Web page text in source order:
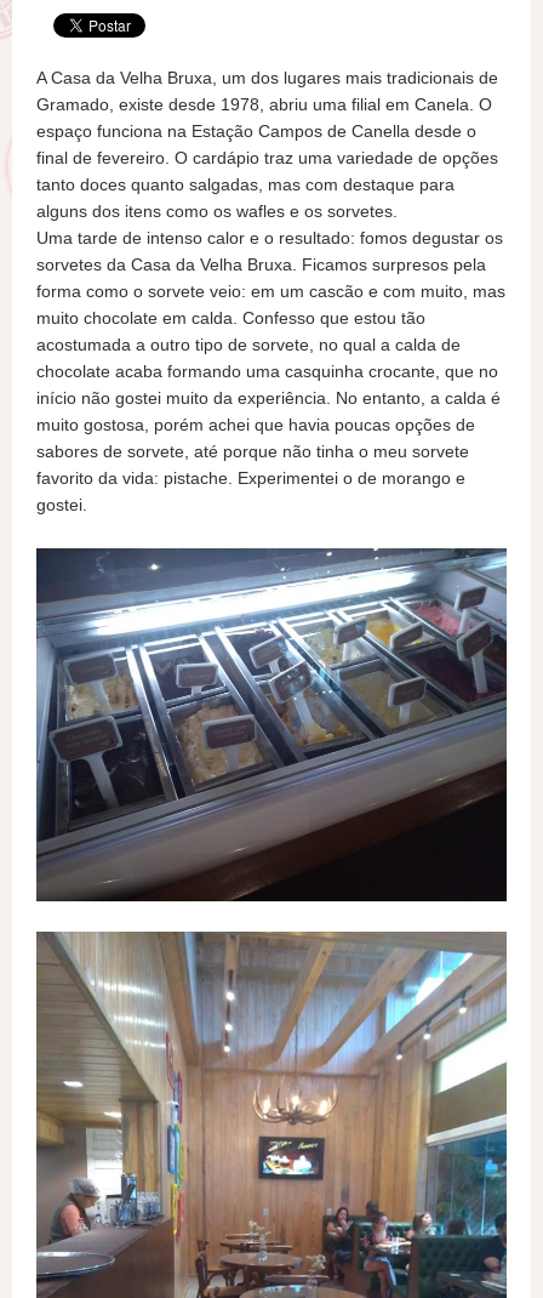
A Casa da Velha Bruxa, um dos lugares mais tradicionais de
Gramado, existe desde 1978, abriu uma filial em Canela. O
espaço funciona na Estação Campos de Canella desde o
final de fevereiro. O cardápio traz uma variedade de opções
tanto doces quanto salgadas, mas com destaque para
alguns dos itens como os wafles e os sorvetes.
Uma tarde de intenso calor e o resultado: fomos degustar os
sorvetes da Casa da Velha Bruxa. Ficamos surpresos pela
forma como o sorvete veio: em um cascão e com muito, mas
muito chocolate em calda. Confesso que estou tão
acostumada a outro tipo de sorvete, no qual a calda de
chocolate acaba formando uma casquinha crocante, que no
início não gostei muito da experiência. No entanto, a calda é
muito gostosa, porém achei que havia poucas opções de
sabores de sorvete, até porque não tinha o meu sorvete
favorito da vida: pistache. Experimentei o de morango e
gostei.